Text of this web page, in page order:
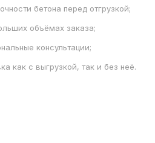
бетона перед отгрузкой;
объёмах заказа;
консультации;
как с выгрузкой, так и без неё.